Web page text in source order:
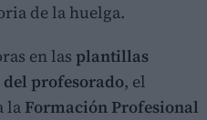
de la huelga.
en las plantillas
profesorado, el
la Formación Profesional